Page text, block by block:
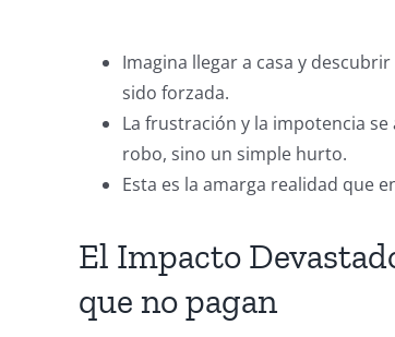
Imagina llegar a casa y
sido forzada.
La frustración y la impotencia
robo, sino un simple hurto.
Esta es la amarga realidad que
El Impacto
que no pagan